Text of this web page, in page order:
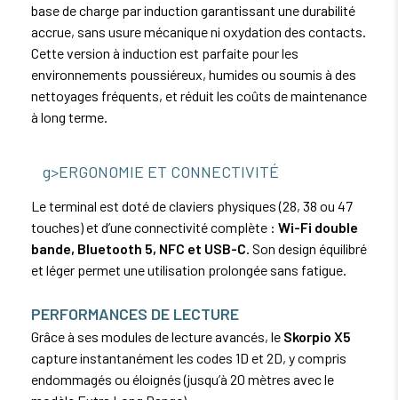
base de charge par induction garantissant une durabilité
accrue, sans usure mécanique ni oxydation des contacts.
Cette version à induction est parfaite pour les
environnements poussiéreux, humides ou soumis à des
nettoyages fréquents, et réduit les coûts de maintenance
à long terme.
g>ERGONOMIE ET CONNECTIVITÉ
Le terminal est doté de claviers physiques (28, 38 ou 47
touches) et d’une connectivité complète : Wi-Fi double
bande, Bluetooth 5, NFC et USB-C. Son design équilibré
et léger permet une utilisation prolongée sans fatigue.
PERFORMANCES DE LECTURE
Grâce à ses modules de lecture avancés, le Skorpio X5
capture instantanément les codes 1D et 2D, y compris
endommagés ou éloignés (jusqu’à 20 mètres avec le